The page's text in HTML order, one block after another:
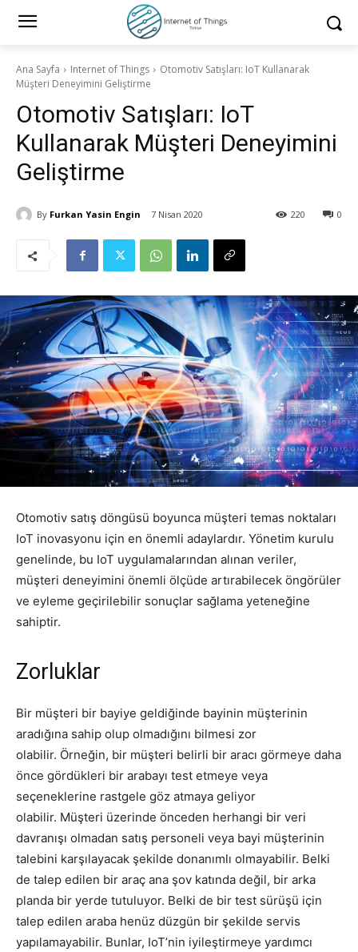
Ana Sayfa Internet of Things
Otomotiv Satışları: IoT Kullanarak
Müşteri Deneyimini Geliştirme
Otomotiv Satışları: IoT
Kullanarak Müşteri Deneyimini
Geliştirme
By Furkan Yasin Engin 7 Nisan 2020 0
220
Otomotiv satış döngüsü boyunca müşteri temas noktaları
IoT inovasyonu için en önemli adaylardır. Yönetim kurulu
genelinde, bu IoT uygulamalarından alınan veriler,
müşteri deneyimini önemli ölçüde artırabilecek öngörüler
ve eyleme geçirilebilir sonuçlar sağlama yeteneğine
sahiptir.
Zorluklar
Bir müşteri bir bayiye geldiğinde bayinin müşterinin
aradığına sahip olup olmadığını bilmesi zor
olabilir. Örneğin, bir müşteri belirli bir aracı görmeye daha
önce gördükleri bir arabayı test etmeye veya
seçeneklerine rastgele göz atmaya geliyor
olabilir. Müşteri üzerinde önceden herhangi bir veri
davranışı olmadan satış personeli veya bayi müşterinin
talebini karşılayacak şekilde donanımlı olmayabilir. Belki
de talep edilen bir araç ana şov katında değil, bir arka
planda bir yerde tutuluyor. Belki de bir test sürüşü için
talep edilen araba henüz düzgün bir şekilde servis
yapılamayabilir. Bunlar, IoT’nin iyileştirmeye yardımcı